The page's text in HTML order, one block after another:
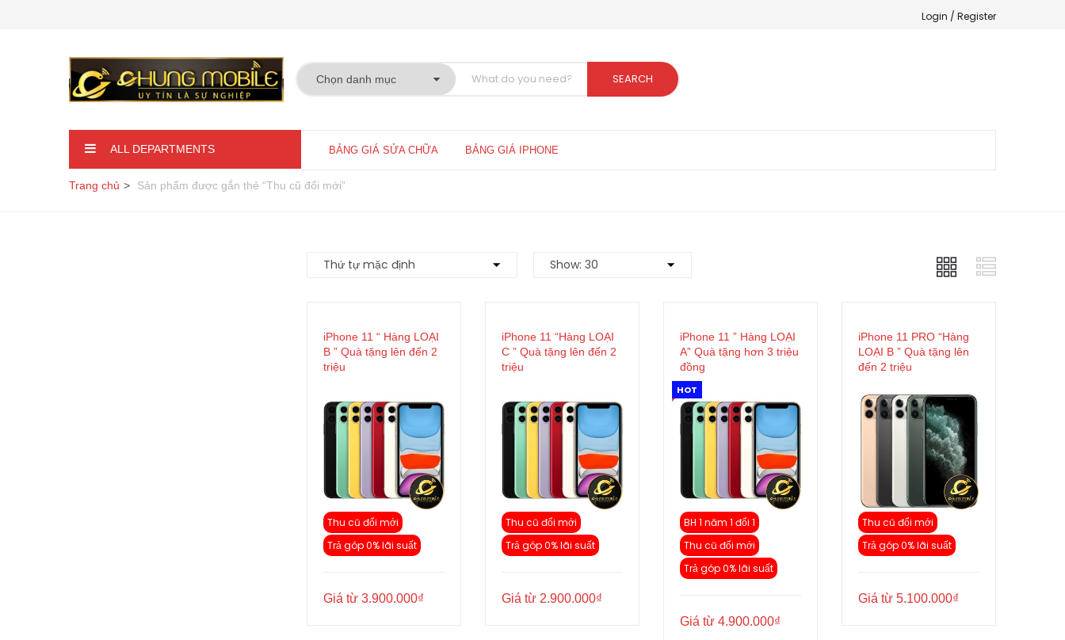
Login / Register
SEARCH
ALL DEPARTMENTS BẢNG GIÁ SỬA CHỮA BẢNG GIÁ IPHONE
Trang chủ Sản phẩm được gắn thẻ “Thu cũ đổi mới”
iPhone 11 “ Hàng LOẠI
B ” Quà tặng lên đến 2
triệu
Thu cũ đổi mới
Trả góp 0% lãi suất
Giá từ 3.900.000₫
iPhone 11 “Hàng LOẠI
C ” Quà tặng lên đến 2
triệu
Thu cũ đổi mới
Trả góp 0% lãi suất
Giá từ 2.900.000₫
iPhone 11 ” Hàng LOẠI
A” Quà tặng hơn 3 triệu
đồng
HOT
BH 1 năm 1 đổi 1
Thu cũ đổi mới
Trả góp 0% lãi suất
Giá từ 4.900.000₫
iPhone 11 PRO “Hàng
LOẠI B ” Quà tặng lên
đến 2 triệu
Thu cũ đổi mới
Trả góp 0% lãi suất
Giá từ 5.100.000₫